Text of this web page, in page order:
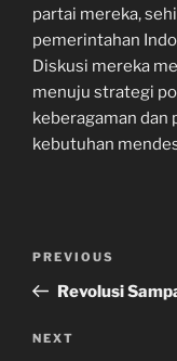
partai mereka,
pemerintahan
Diskusi mereka
menuju strategi
keberagaman dan
kebutuhan
Previous
Post
PREVIOUS
Revolusi
Next
NEXT